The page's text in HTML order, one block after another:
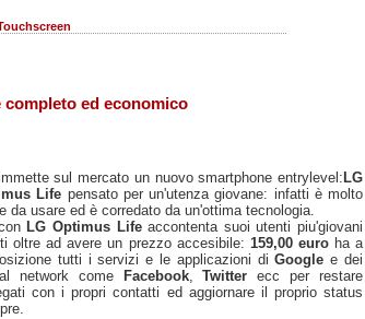
ed economico
sul mercato un nuovo smartphone entrylevel: LG
Life pensato per un'utenza giovane: infatti è molto
da usare ed è corredato da un'ottima tecnologia.
LG Optimus Lifeaccontenta suoi utenti piu'giovani
oltre ad avere un prezzo accesibile: 159,00 euro ha a
tutti i servizi e le applicazioni diGoogle e dei
network come
Facebook,Twitterecc per restare
con i propri contatti ed aggiornare il proprio status